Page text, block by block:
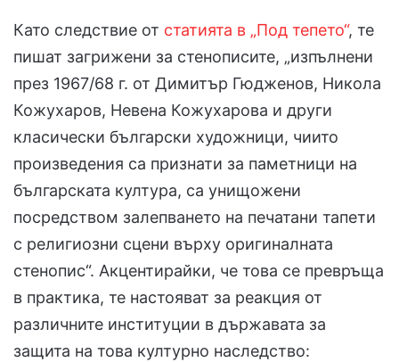
Като следствие от статията в „Под тепето“, те
пишат загрижени за стенописите, „изпълнени
през 1967/68 г. от Димитър Гюдженов, Никола
Кожухаров, Невена Кожухарова и други
класически български художници, чиито
произведения са признати за паметници на
българската култура, са унищожени
посредством залепването на печатани тапети
с религиозни сцени върху оригиналната
стенопис“. Акцентирайки, че това се превръща
в практика, те настояват за реакция от
различните институции в държавата за
защита на това културно наследство: